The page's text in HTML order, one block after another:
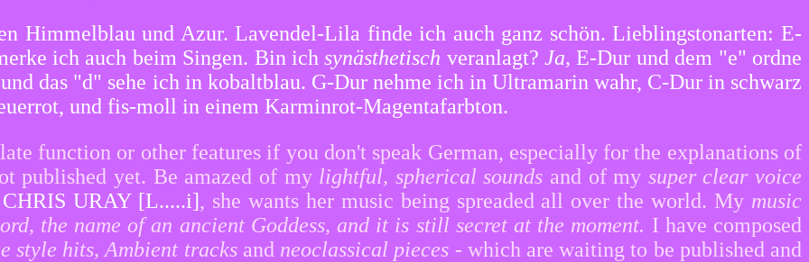
Himmelblau und Azur. Lavendel-Lila finde ich auch ganz schön. Lieblingstonarten: E-
ich auch beim Singen. Bin ichsynästhetisch veranlagt?Ja, E-Dur und dem "e" ordne
das "d" sehe ich in kobaltblau. G-Dur nehme ich in Ultramarin wahr, C-Dur in schwarz
und fis-moll in einem Karminrot-Magentafarbton.
function or other features if you don't speak German, especially for the explanations of
published yet. Be amazed of my lightful, spherical sounds and of my super clear voice
CHRIS URAY [L.....i], she wants her music being spreaded all over the world. My music
the name of an ancient Goddess, and it is still secret at the moment. I have composed
style hits, Ambient tracks and neoclassical pieces - which are waiting to be published and